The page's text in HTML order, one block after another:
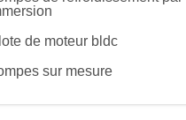
de moteur bldc
sur mesure